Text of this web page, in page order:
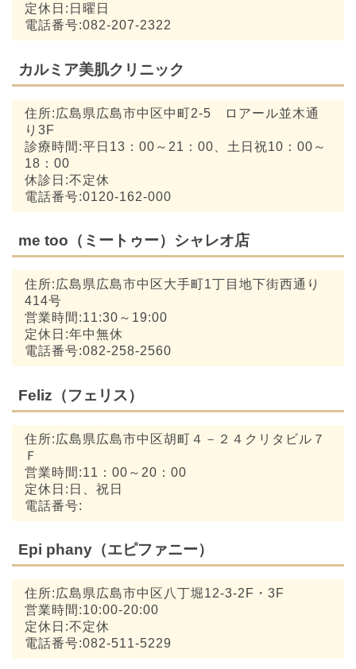
定休日:日曜日
電話番号:082-207-2322
カルミア美肌クリニック
住所:広島県広島市中区中町2-5 ロアール並木通
り3F
診療時間:平日13：00～21：00、土日祝10：00～
18：00
休診日:不定休
電話番号:0120-162-000
me too（ミートゥー）シャレオ店
住所:広島県広島市中区大手町1丁目地下街西通り
414号
営業時間:11:30～19:00
定休日:年中無休
電話番号:082-258-2560
Feliz（フェリス）
住所:広島県広島市中区胡町４－２４クリタビル７
Ｆ
営業時間:11：00～20：00
定休日:日、祝日
電話番号:
Epi phany（エピファニー）
住所:広島県広島市中区八丁堀12-3-2F・3F
営業時間:10:00-20:00
定休日:不定休
電話番号:082-511-5229